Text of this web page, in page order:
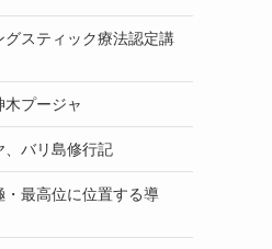
グスティック療法認定講
木プージャ
、バリ島修行記
・最高位に位置する導